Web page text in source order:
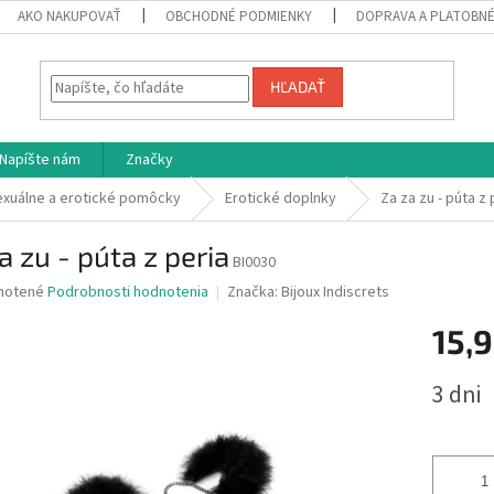
AKO NAKUPOVAŤ OBCHODNÉ PODMIENKY DOPRAVA A PLATOBNÉ
HĽADAŤ
Napíšte nám
Značky
a erotické pomôcky Erotické doplnky Za za zu - púta z
zu - púta z peria BI0030
Podrobnosti hodnotenia Značka: Bijoux Indiscrets
cena:
3 dni